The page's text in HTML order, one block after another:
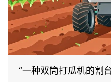
“一种双筒打瓜机的割